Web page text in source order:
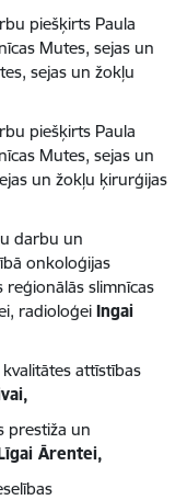
piešķirts Paula
Mutes, sejas un
sejas un žokļu
piešķirts Paula
Mutes, sejas un
un žokļu ķirurģijas
darbu un
onkoloģijas
slimnīcas
radioloģei Ingai
attīstības
prestiža un
Ārentei,